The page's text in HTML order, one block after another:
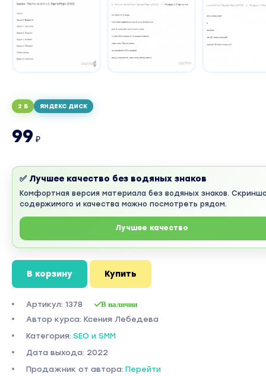
2 Б ЯНДЕКС ДИСК
99 ₽
✅ Лучшее качество без водяных знаков
Комфортная версия материала без водяных знаков.
содержимого и качества можно посмотреть рядом.
Лучшее качество
В корзину Купить
Артикул: 1378 В наличии
Автор курса: Ксения Лебедева
Категория: SEO и SMM
Дата выхода: 2022
Продажник от автора: Перейти